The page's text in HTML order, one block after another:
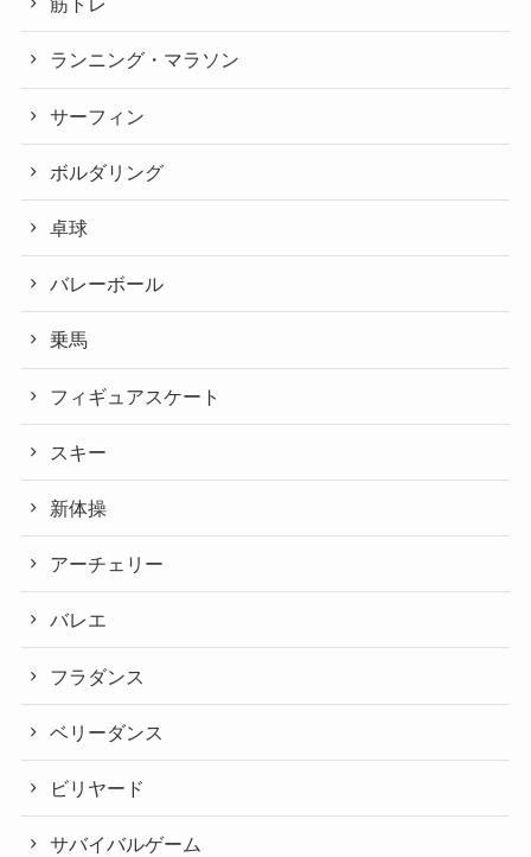
ランニング・マラソン
サーフィン
ボルダリング
卓球
バレーボール
乗馬
フィギュアスケート
スキー
新体操
アーチェリー
バレエ
フラダンス
ベリーダンス
ビリヤード
サバイバルゲーム